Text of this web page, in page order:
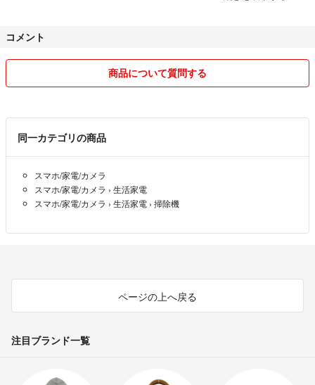
お買い求めください！
【値下げ交渉について】
常識的な範囲であれば検討させていただきます。
お気軽にコメントください。
具体的な金額を提示いただけると、お取り引きがスムーズに行なえます
【専用・取り置きについて】
商品によってはお日にち頂く場合がございます。
また、配送方法につきましても、ご指定いただければ対応させていただ
コメント
商品について質問する
同一カテゴリの商品
スマホ/家電/カメラ
スマホ/家電/カメラ › 生活家電
スマホ/家電/カメラ › 生活家電 › 掃除機
ページの上へ戻る
注目ブランド一覧